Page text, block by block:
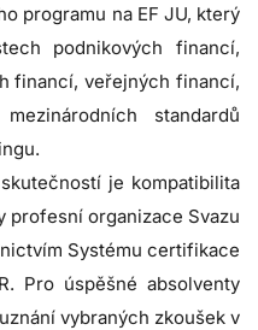
programu na EF JU, který
podnikových financí,
financí, veřejných financí,
standardů
je kompatibilita
profesní organizace Svazu
Systému certifikace
Pro úspěšné absolventy
vybraných zkoušek v